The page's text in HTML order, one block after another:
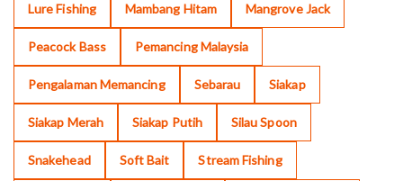
Lure Fishing Mambang Hitam Mangrove Jack
Peacock Bass Pemancing Malaysia
Pengalaman Memancing Sebarau Siakap
Siakap Merah Siakap Putih Silau Spoon
Snakehead Soft Bait Stream Fishing